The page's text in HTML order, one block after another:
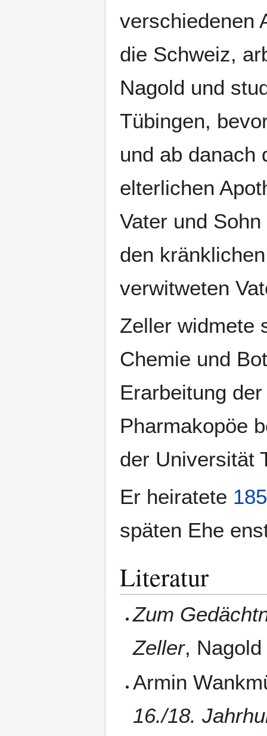
verschiedenen
die Schweiz,
Nagold und
Tübingen,
und ab danach
elterlichen
Vater und
den
verwitweten
Zeller widmete
Chemie und
Erarbeitung
Pharmakopöe
der Universität
Er heiratete
späten Ehe
Literatur
Zum
Zeller,
Armin
16./18.